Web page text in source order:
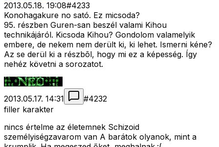
2013.05.18. 19:08#4233
Konohagakure no sató. Ez micsoda?
95. részben Guren-san beszél valami Kihou
technikájáról. Kicsoda Kihou? Gondolom valamelyik
embere, de nekem nem derült ki, ki lehet. Ismerni kéne?
Az se derül ki a részbõl, hogy mi ez a képesség. Így
nehéz követni a sorozatot.
2013.05.17. 14:31 #4232
filler karakter
nincs értelme az életemnek Schizoid
személyiségzavarom van A barátok olyanok, mint a